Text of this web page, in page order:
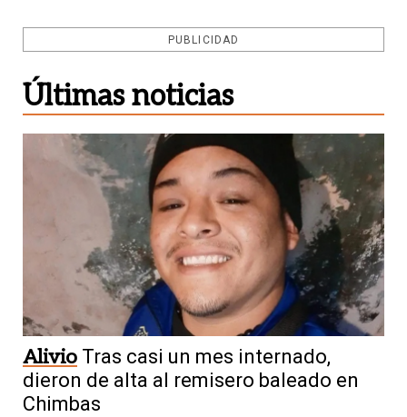
PUBLICIDAD
Últimas noticias
Alivio Tras casi un mes internado,
dieron de alta al remisero baleado en
Chimbas